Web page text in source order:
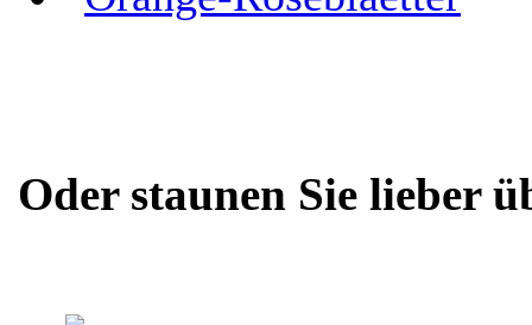
Oder staunen Sie lieber